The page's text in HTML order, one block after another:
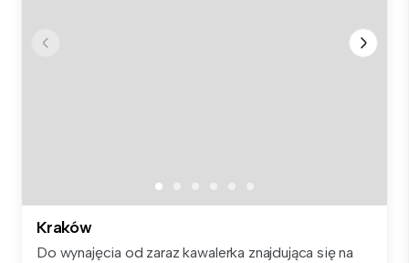
Kraków
Do wynajęcia od zaraz kawalerka znajdująca się na